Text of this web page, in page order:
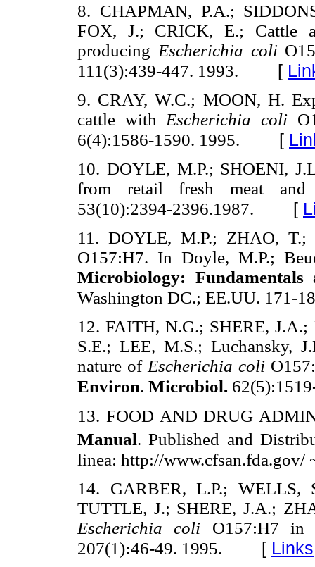
8. CHAPMAN, P.A.;
FOX, J.; CRICK, E.; Cattle
producing Escherichia coli
111(3):439-447. 1993. [
9. CRAY, W.C.; MOON, H.
cattle with Escherichia coli
6(4):1586-1590. 1995. [
10. DOYLE, M.P.; SHOENI,
from retail fresh meat
53(10):2394-2396.1987. [
11. DOYLE, M.P.; ZHAO,
O157:H7. In Doyle, M.P.;
Microbiology: Fundamentals
Washington DC.; EE.UU. 171-
12. FAITH, N.G.; SHERE,
S.E.; LEE, M.S.; Luchansky,
nature of Escherichia coli
Environ. Microbiol.
13. FOOD AND DRUG
Manual. Published and
linea: http://www.cfsan.fda.gov/
14. GARBER, L.P.; WELLS,
TUTTLE, J.; SHERE, J.A.;
Escherichia coli O157:H7 in
207(1):46-49. 1995. [ Links